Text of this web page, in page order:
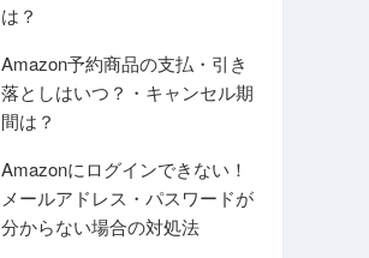
は？
Amazon予約商品の支払・引き
落としはいつ？・キャンセル期
間は？
Amazonにログインできない！
メールアドレス・パスワードが
分からない場合の対処法